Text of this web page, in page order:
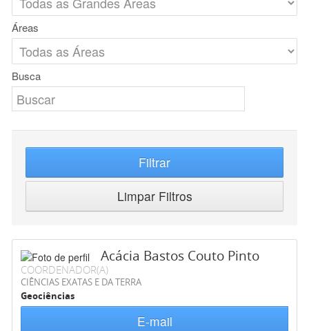
Áreas
Busca
Filtrar
Limpar Filtros
Acácia Bastos Couto Pinto
COORDENADOR(A)
CIÊNCIAS EXATAS E DA TERRA
Geociências
E-mail